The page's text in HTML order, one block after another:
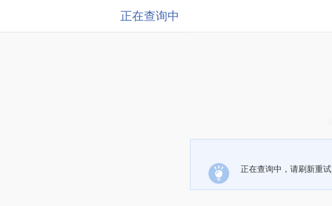
正在查询中
正在查询中，请刷新重试